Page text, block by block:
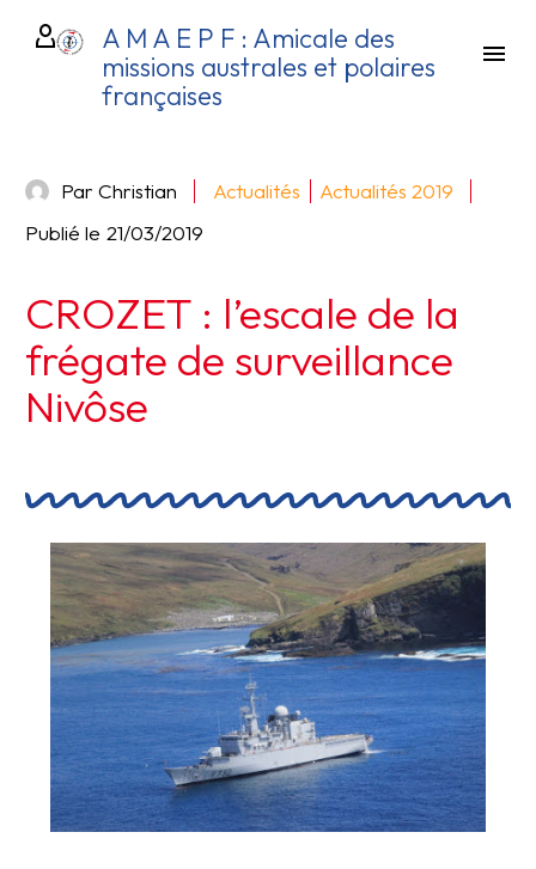
A M A E P F : Amicale des
missions australes et polaires
françaises
Par Christian Actualités
Actualités 2019
Publié le 21/03/2019
CROZET : l’escale de la
frégate de surveillance
Nivôse